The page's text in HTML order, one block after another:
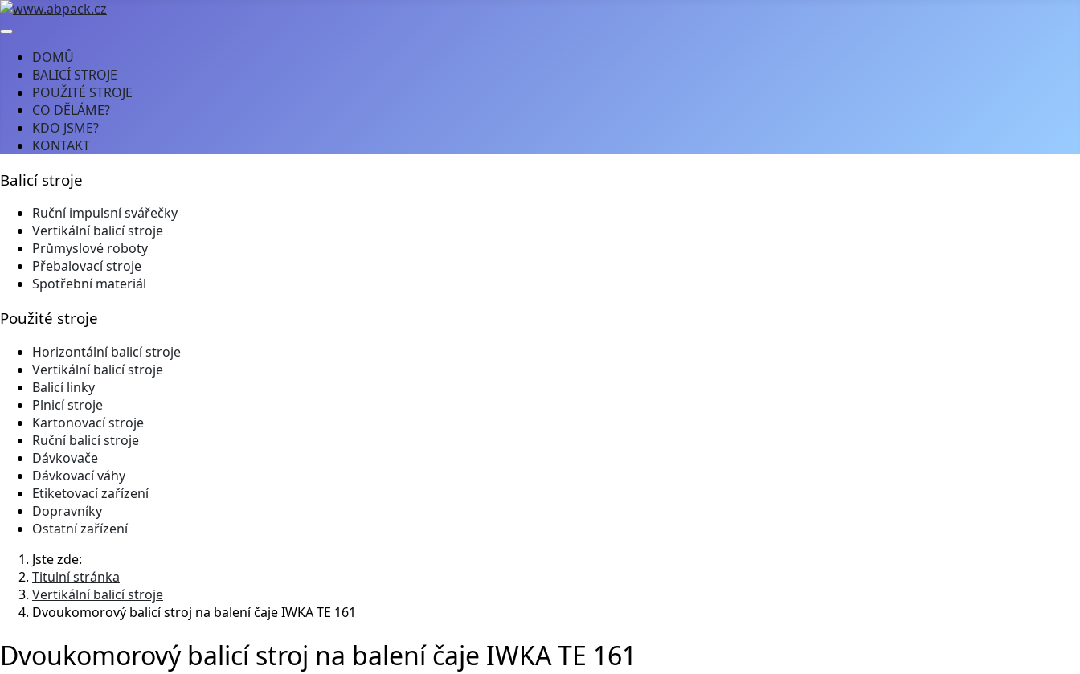
DOMŮ
BALICÍ STROJE
POUŽITÉ STROJE
CO DĚLÁME?
KDO JSME?
KONTAKT
Balicí stroje
Ruční impulsní svářečky
Vertikální balicí stroje
Průmyslové roboty
Přebalovací stroje
Spotřební materiál
Použité stroje
Horizontální balicí stroje
Vertikální balicí stroje
Balicí linky
Plnicí stroje
Kartonovací stroje
Ruční balicí stroje
Dávkovače
Dávkovací váhy
Etiketovací zařízení
Dopravníky
Ostatní zařízení
Jste zde:
Titulní stránka
Vertikální balicí stroje
Dvoukomorový balicí stroj na balení čaje IWKA TE 161
Dvoukomorový balicí stroj na balení čaje IWKA TE 161